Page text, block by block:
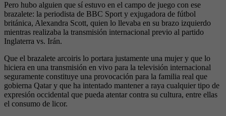
Pero hubo alguien que sí estuvo en el campo de juego con ese
brazalete: la periodista de BBC Sport y exjugadora de fútbol
británica, Alexandra Scott, quien lo llevaba en su brazo izquierdo
mientras realizaba la transmisión internacional previo al partido
Inglaterra vs. Irán.
Que el brazalete arcoiris lo portara justamente una mujer y que lo
hiciera en una transmisión en vivo para la televisión internacional
seguramente constituye una provocación para la familia real que
gobierna Qatar y que ha intentado mantener a raya cualquier tipo de
expresión occidental que pueda atentar contra su cultura, entre ellas
el consumo de licor.